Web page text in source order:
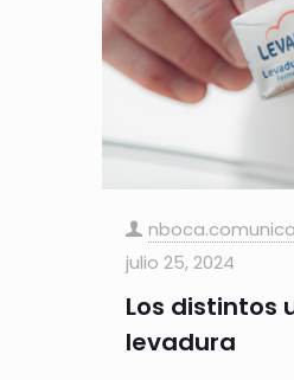
julio 25, 2024
Los distintos
levadura